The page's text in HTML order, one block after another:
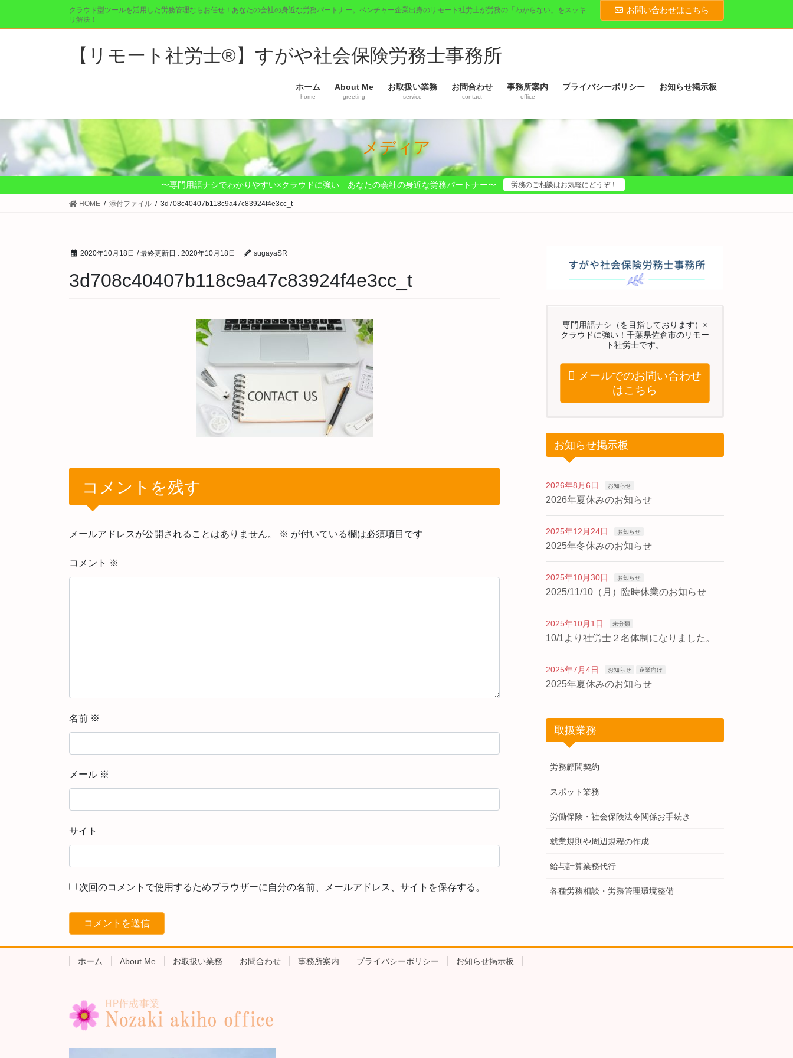
移
クラウド型ツールを活用した労務管理ならお任せ！あなたの会社の身近な労務パートナー。ベンチャー企業出身のリモート社労士が労務の「わからない」をスッキ
リ解決！
お問い合わせはこちら
【リモート社労士®︎】すがや社会保険労務士事務所
ホーム
home
About Me
greeting
お取扱い業務
service
お問合わせ
contact
事務所案内
office
プライバシーポリシー お知らせ掲示板
メディア
〜専門用語ナシでわかりやすい×クラウドに強い あなたの会社の身近な労務パートナー〜 労務のご相談はお気軽にどうぞ！
HOME 添付ファイル 3d708c40407b118c9a47c83924f4e3cc_t
2020年10月18日 / 最終更新日 : 2020年10月18日 sugayaSR
3d708c40407b118c9a47c83924f4e3cc_t
コメントを残す
メールアドレスが公開されることはありません。 ※ が付いている欄は必須項目です
コメント ※
名前 ※
メール ※
サイト
次回のコメントで使用するためブラウザーに自分の名前、メールアドレス、サイトを保存する。
専門用語ナシ（を目指しております）×
クラウドに強い！千葉県佐倉市のリモー
ト社労士です。
メールでのお問い合わせ
はこちら
お知らせ掲示板
2026年8月6日 お知らせ
2026年夏休みのお知らせ
2025年12月24日 お知らせ
2025年冬休みのお知らせ
2025年10月30日 お知らせ
2025/11/10（月）臨時休業のお知らせ
2025年10月1日 未分類
10/1より社労士２名体制になりました。
2025年7月4日 お知らせ 企業向け
2025年夏休みのお知らせ
取扱業務
労務顧問契約
スポット業務
労働保険・社会保険法令関係お手続き
就業規則や周辺規程の作成
給与計算業務代行
各種労務相談・労務管理環境整備
ホーム About Me お取扱い業務 お問合わせ 事務所案内 プライバシーポリシー お知らせ掲示板